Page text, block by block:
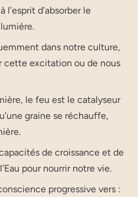
d’absorber le
dans notre culture,
cette excitation ou de nous
le feu est le catalyseur
graine se réchauffe,
de croissance et de
pour nourrir notre vie.
progressive vers :